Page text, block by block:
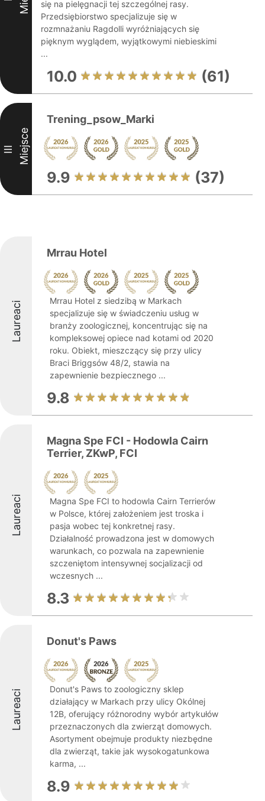
się na pielęgnacji tej szczególnej rasy.
Przedsiębiorstwo specjalizuje się w
rozmnażaniu Ragdolli wyróżniających się
pięknym wyglądem, wyjątkowymi niebieskimi
...
10.0 (61)
III Miejsce
Trening_psow_Marki
9.9 (37)
Laureaci
Mrrau Hotel
Mrrau Hotel z siedzibą w Markach
specjalizuje się w świadczeniu usług w
branży zoologicznej, koncentrując się na
kompleksowej opiece nad kotami od 2020
roku. Obiekt, mieszczący się przy ulicy
Braci Briggsów 48/2, stawia na
zapewnienie bezpiecznego ...
9.8
Laureaci
Magna Spe FCI - Hodowla Cairn
Terrier, ZKwP, FCI
Magna Spe FCI to hodowla Cairn Terrierów
w Polsce, której założeniem jest troska i
pasja wobec tej konkretnej rasy.
Działalność prowadzona jest w domowych
warunkach, co pozwala na zapewnienie
szczeniętom intensywnej socjalizacji od
wczesnych ...
8.3
Laureaci
Donut's Paws
Donut's Paws to zoologiczny sklep
działający w Markach przy ulicy Okólnej
12B, oferujący różnorodny wybór artykułów
przeznaczonych dla zwierząt domowych.
Asortyment obejmuje produkty niezbędne
dla zwierząt, takie jak wysokogatunkowa
karma, ...
8.9